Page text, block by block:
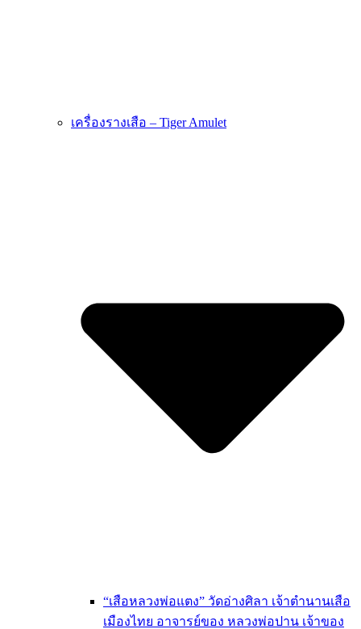
เครื่องรางเสือ – Tiger Amulet
“เสือหลวงพ่อแตง” วัดอ่างศิลา เจ้าตำนานเสือ
เมืองไทย อาจารย์ของ หลวงพ่อปาน เจ้าของ